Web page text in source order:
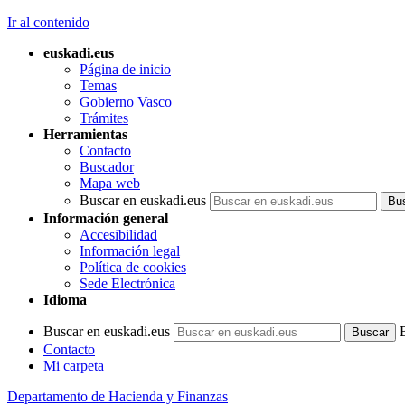
Ir al contenido
euskadi.eus
Página de inicio
Temas
Gobierno Vasco
Trámites
Herramientas
Contacto
Buscador
Mapa web
Buscar en euskadi.eus
Información general
Accesibilidad
Información legal
Política de cookies
Sede Electrónica
Idioma
Buscar en euskadi.eus
Contacto
Mi carpeta
Departamento de Hacienda y Finanzas